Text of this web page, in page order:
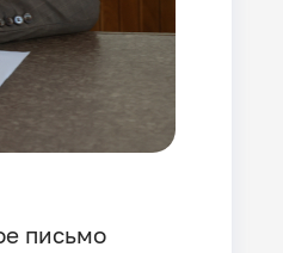
письмо